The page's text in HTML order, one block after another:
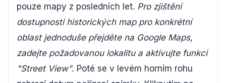
pouze mapy z posledních let. Pro zjištění
dostupnosti historických map pro konkrétní
oblast jednoduše přejděte na Google Maps,
zadejte požadovanou lokalitu a aktivujte funkci
"Street View". Poté se v levém horním rohu